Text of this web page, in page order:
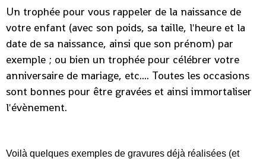
Un trophée pour vous rappeler de la naissance de
votre enfant (avec son poids, sa taille, l'heure et la
date de sa naissance, ainsi que son prénom) par
exemple ; ou bien un trophée pour célébrer votre
anniversaire de mariage, etc.... Toutes les occasions
sont bonnes pour être gravées et ainsi immortaliser
l'évènement.
Voilà quelques exemples de gravures déjà réalisées (et